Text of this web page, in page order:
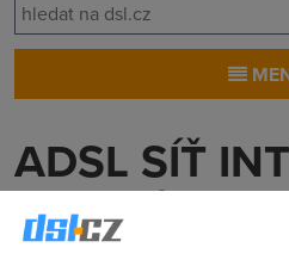
ADSL SÍŤ
PRO VÍCE PC